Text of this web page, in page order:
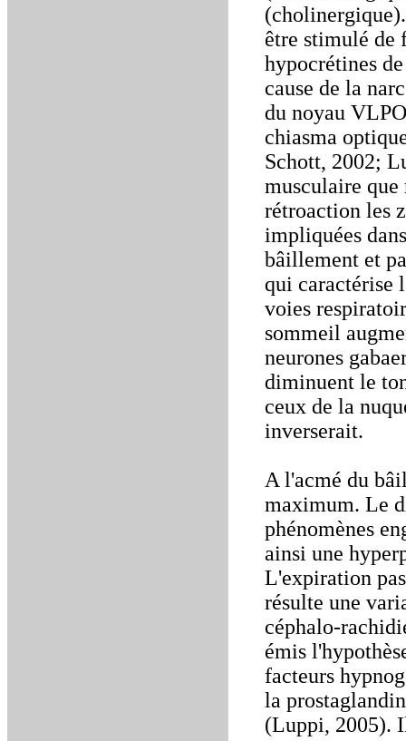
être stimulé de
hypocrétines
cause de la
du noyau
chiasma
Schott, 2002;
musculaire
rétroaction les
impliquées
bâillement et
qui caractérise
voies
sommeil
neurones
diminuent le
ceux de la
inverserait.
A l'acmé du
maximum. Le
phénomènes
ainsi une
L'expiration
résulte une
céphalo-
émis
facteurs
la
(Luppi, 2005).